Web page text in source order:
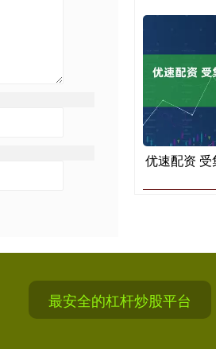
优速配资
最安全的杠杆炒股平台